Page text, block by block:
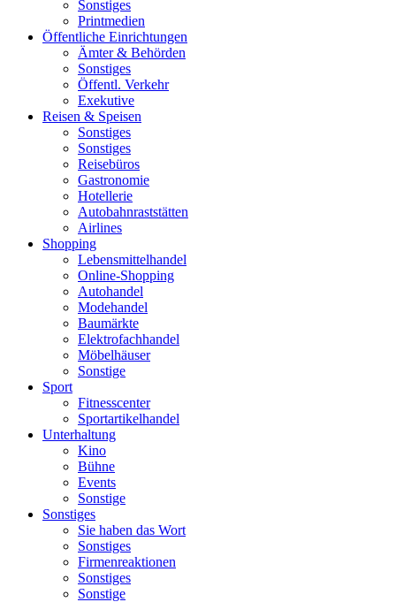
Sonstiges
Printmedien
Öffentliche Einrichtungen
Ämter & Behörden
Sonstiges
Öffentl. Verkehr
Exekutive
Reisen & Speisen
Sonstiges
Sonstiges
Reisebüros
Gastronomie
Hotellerie
Autobahnraststätten
Airlines
Shopping
Lebensmittelhandel
Online-Shopping
Autohandel
Modehandel
Baumärkte
Elektrofachhandel
Möbelhäuser
Sonstige
Sport
Fitnesscenter
Sportartikelhandel
Unterhaltung
Kino
Bühne
Events
Sonstige
Sonstiges
Sie haben das Wort
Sonstiges
Firmenreaktionen
Sonstiges
Sonstige